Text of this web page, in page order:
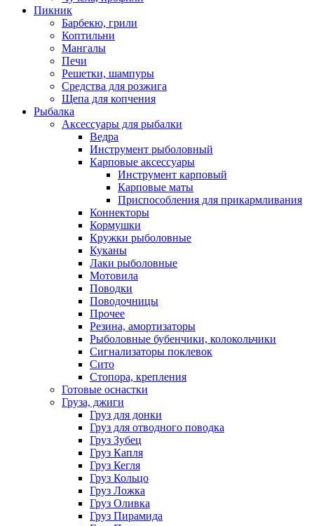
Пикник
Барбекю, грили
Коптильни
Мангалы
Печи
Решетки, шампуры
Средства для розжига
Щепа для копчения
Рыбалка
Аксессуары для рыбалки
Ведра
Инструмент рыболовный
Карповые аксессуары
Инструмент карповый
Карповые маты
Приспособления для прикармливания
Коннекторы
Кормушки
Кружки рыболовные
Куканы
Лаки рыболовные
Мотовила
Поводки
Поводочницы
Прочее
Резина, амортизаторы
Рыболовные бубенчики, колокольчики
Сигнализаторы поклевок
Сито
Стопора, крепления
Готовые оснастки
Груза, джиги
Груз для донки
Груз для отводного поводка
Груз Зубец
Груз Капля
Груз Кегля
Груз Кольцо
Груз Ложка
Груз Оливка
Груз Пирамида